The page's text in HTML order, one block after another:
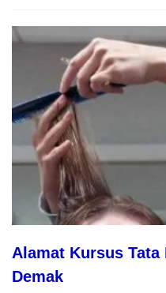
Alamat Kursus
Demak